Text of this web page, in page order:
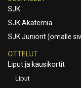
SJK
SJK Akatemia
SJK Juniorit (omalle
OTTELUT
Liput ja kausikortit
Liput